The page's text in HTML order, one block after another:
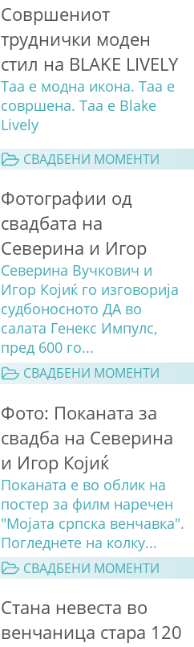
Совршениот
труднички моден
стил на BLAKE LIVELY
Таа е модна икона. Таа е
совршена. Таа е Blake
Lively
СВАДБЕНИ МОМЕНТИ
Фотографии од
свадбата на
Северина и Игор
Северина Вучкович и
Игор Којиќ го изговорија
судбоносното ДА во
салата Генекс Импулс,
пред 600 го...
СВАДБЕНИ МОМЕНТИ
Фото: Поканата за
свадба на Северина
и Игор Којиќ
Поканата е во облик на
постер за филм наречен
"Мојата српска венчавка".
Погледнете на колку...
СВАДБЕНИ МОМЕНТИ
Стана невеста во
венчаница стара 120